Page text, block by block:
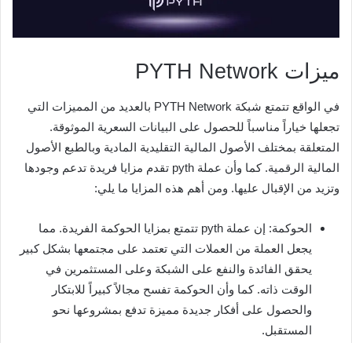
ميزات PYTH Network
في الواقع تتمتع شبكة PYTH Network بالعديد من المميزات التي
تجعلها خياراً مناسباً للحصول على البيانات السعرية الموثوقة.
المتعلقة بمختلف الأصول المالية التقليدية المادية وبالطبع الأصول
المالية الرقمية. كما وأن عملة pyth تقدم مزايا فريدة تدعم وجودها
وتزيد من الإقبال عليها. ومن أهم هذه المزايا ما يلي:
الحوكمة: إن عملة pyth تتمتع بمزايا الحوكمة الفريدة. مما
يجعل العملة من العملات التي تعتمد على مجتمعها بشكل كبير
يحقق الفائدة والنفع على الشبكة وعلى المستثمرين في
الوقت ذاته. كما وأن الحوكمة تفسح مجالاً كبيراً للابتكار
والحصول على أفكار جديدة مميزة تدفع بمشروعها نحو
المستقبل.